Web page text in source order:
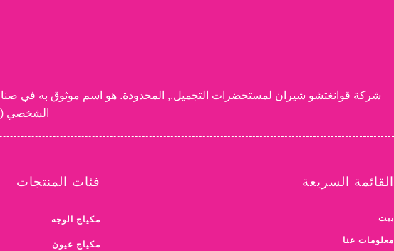
الشخصي (OEM) المتجذرة بعمق في مستحضرات التجميل.
القائمة السريعة
بيت
معلومات عنا
فئات المنتجات
مكياج الوجه
مكياج عيون